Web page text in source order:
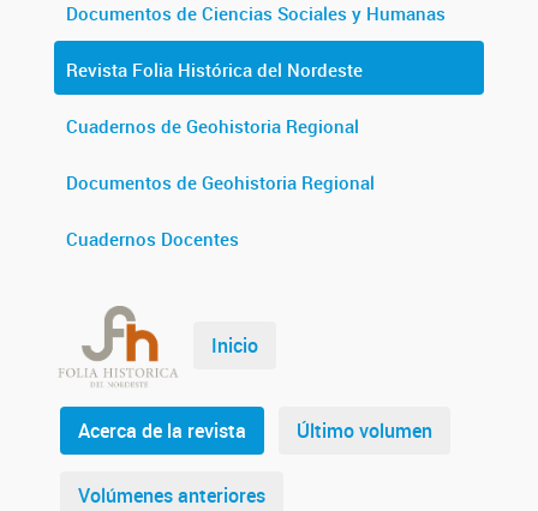
Documentos de Ciencias Sociales y Humanas
Revista Folia Histórica del Nordeste
Cuadernos de Geohistoria Regional
Documentos de Geohistoria Regional
Cuadernos Docentes
Inicio
Acerca de la revista Último volumen
Volúmenes anteriores